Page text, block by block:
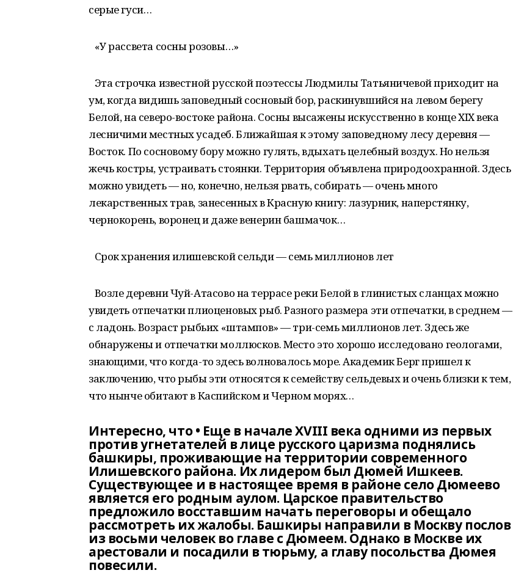
серые гуси…
«У рассвета сосны розовы…»
Эта строчка известной русской поэтессы Людмилы Татьяничевой приходит на
ум, когда видишь заповедный сосновый бор, раскинувшийся на левом берегу
Белой, на северо-востоке района. Сосны высажены искусственно в конце XIX века
лесничими местных усадеб. Ближайшая к этому заповедному лесу деревня —
Восток. По сосновому бору можно гулять, вдыхать целебный воздух. Но нельзя
жечь костры, устраивать стоянки. Территория объявлена природоохранной. Здесь
можно увидеть — но, конечно, нельзя рвать, собирать — очень много
лекарственных трав, занесенных в Красную книгу: лазурник, наперстянку,
чернокорень, воронец и даже венерин башмачок…
Срок хранения илишевской сельди — семь миллионов лет
Возле деревни Чуй-Атасово на террасе реки Белой в глинистых сланцах можно
увидеть отпечатки плиоценовых рыб. Разного размера эти отпечатки, в среднем —
с ладонь. Возраст рыбьих «штампов» — три-семь миллионов лет. Здесь же
обнаружены и отпечатки моллюсков. Место это хорошо исследовано геологами,
знающими, что когда-то здесь волновалось море. Академик Берг пришел к
заключению, что рыбы эти относятся к семейству сельдевых и очень близки к тем,
что нынче обитают в Каспийском и Черном морях…
Интересно, что • Еще в начале XVIII века одними из первых
против угнетателей в лице русского царизма поднялись
башкиры, проживающие на территории современного
Илишевского района. Их лидером был Дюмей Ишкеев.
Существующее и в настоящее время в районе село Дюмеево
является его родным аулом. Царское правительство
предложило восставшим начать переговоры и обещало
рассмотреть их жалобы. Башкиры направили в Москву послов
из восьми человек во главе с Дюмеем. Однако в Москве их
арестовали и посадили в тюрьму, а главу посольства Дюмея
повесили.